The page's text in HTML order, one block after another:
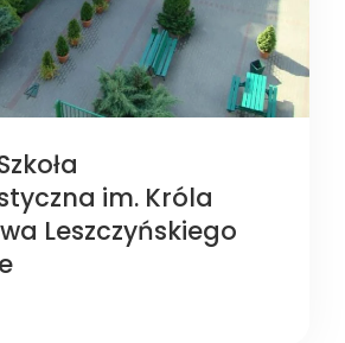
im. Króla
Leszczyńskiego